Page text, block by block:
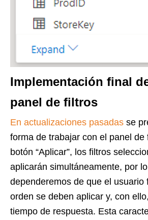
Implementación final
panel de filtros
En actualizaciones pasadas se
forma de trabajar con el panel de
botón “Aplicar”, los filtros
aplicarán simultáneamente, por
dependeremos de que el usuario
orden se deben aplicar y, con
tiempo de respuesta. Esta